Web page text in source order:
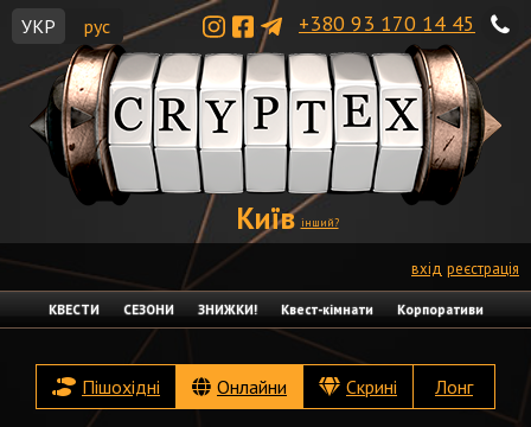
+380 93 170 14 45
Київ інший?
вхід реєстрація
КВЕСТИ СЕЗОНИ ЗНИЖКИ! Квест-кімнати Корпоративи
УКР рус
Пішохідні Онлайни Скрині Лонг